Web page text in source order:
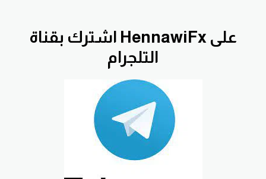
اشترك بقناة HennawiFx على
التلجرام